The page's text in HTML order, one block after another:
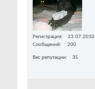
Регистрация
23.07.2010
Сообщений
200
Вес репутации 35